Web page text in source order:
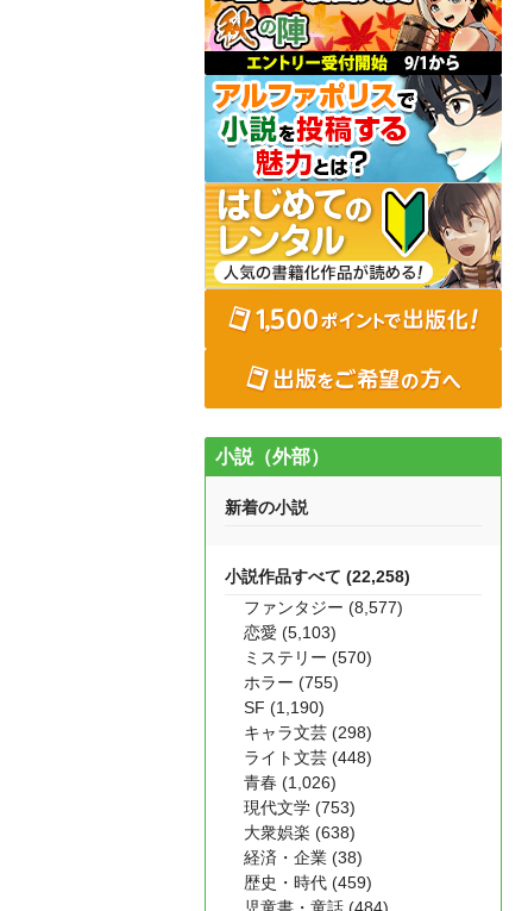
小説（外部）
新着の小説
小説作品すべて (22,258)
ファンタジー (8,577)
恋愛 (5,103)
ミステリー (570)
ホラー (755)
SF (1,190)
キャラ文芸 (298)
ライト文芸 (448)
青春 (1,026)
現代文学 (753)
大衆娯楽 (638)
経済・企業 (38)
歴史・時代 (459)